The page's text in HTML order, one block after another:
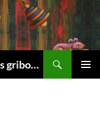
Etienne Penicaud, pastels et autres gribouillages …